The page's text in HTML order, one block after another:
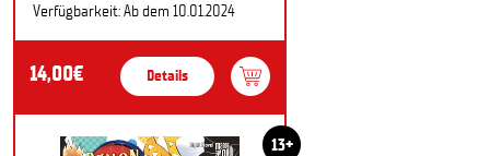
Verfügbarkeit: Ab dem 10.01.2024
14,00€ Details
13+